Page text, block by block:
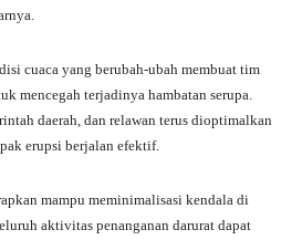
cuaca yang berubah-ubah membuat tim
mencegah terjadinya hambatan serupa.
daerah, dan relawan terus dioptimalkan
erupsi berjalan efektif.
mampu meminimalisasi kendala di
aktivitas penanganan darurat dapat